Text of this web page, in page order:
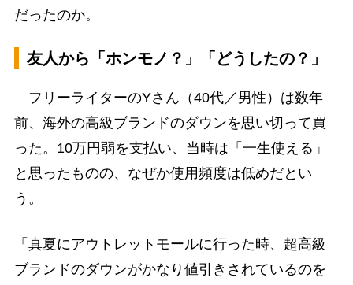
だったのか。
友人から「ホンモノ？」「どうしたの？」
フリーライターのYさん（40代／男性）は数年
前、海外の高級ブランドのダウンを思い切って買
った。10万円弱を支払い、当時は「一生使える」
と思ったものの、なぜか使用頻度は低めだとい
う。
「真夏にアウトレットモールに行った時、超高級
ブランドのダウンがかなり値引きされているのを